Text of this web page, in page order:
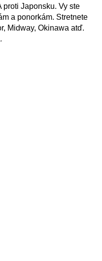
Japonsku. Vy ste
a ponorkám. Stretnete
Midway, Okinawa atď.